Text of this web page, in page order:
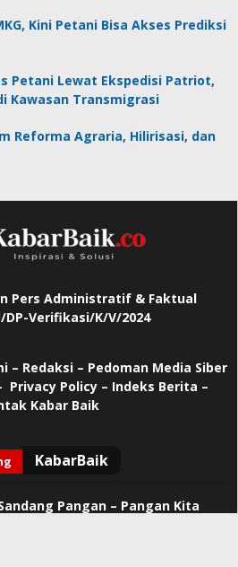
Kini Petani Bisa Akses Prediksi
Petani Lewat Ekspedisi Patriot,
Kawasan Transmigrasi
Reforma Agraria, Hilirisasi, dan
Pers Administratif & Faktual
DP-Verifikasi/K/V/2024
– Redaksi – Pedoman Media Siber
Privacy Policy– Indeks Berita –
Kabar Baik
Pangan – Pangan Kita